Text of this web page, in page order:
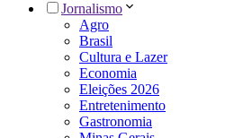
Jornalismo
Agro
Brasil
Cultura e Lazer
Economia
Eleições 2026
Entretenimento
Gastronomia